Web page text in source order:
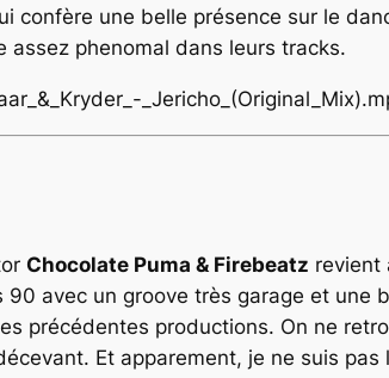
confère une belle présence sur le
phenomal dans leurs tracks.
Chocolate Puma & Firebeatz revient
avec un groove très garage et une
précédentes productions. On ne
Et apparement, je ne suis pas